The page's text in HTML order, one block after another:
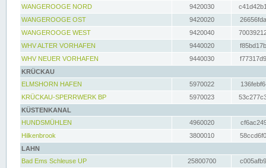
WANGEROOGE NORD
9420030
WANGEROOGE OST
9420020
WANGEROOGE WEST
9420040
WHV ALTER VORHAFEN
9440020
WHV NEUER VORHAFEN
9440030
KRÜCKAU
ELMSHORN HAFEN
5970022
KRÜCKAU-SPERRWERK BP
5970023
KÜSTENKANAL
HUNDSMÜHLEN
4960020
Hilkenbrook
3800010
LAHN
Bad Ems Schleuse UP
25800700